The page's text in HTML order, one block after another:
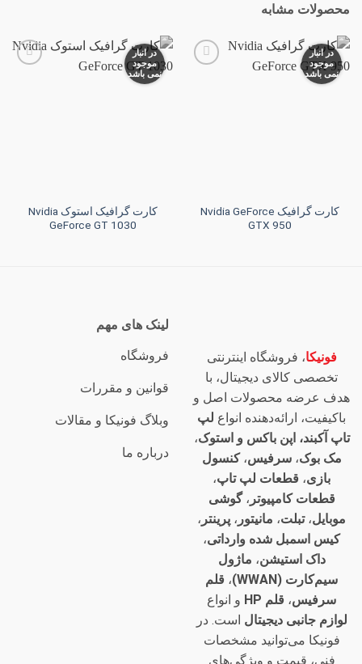
محصولات مشابه
در انبار
موجود
نمی باشد
کارت گرافیک Nvidia GeForce
GTX 950
در انبار
موجود
نمی باشد
کارت گرافیک استوک Nvidia
GeForce GT 1030
فونیکا، فروشگاه اینترنتی
تخصصی کالای دیجیتال، با
هدف عرضه محصولات اصل و
باکیفیت، ارائه‌دهنده انواع لپ
تاپ آکبند، اپن باکس و استوک،
مک بوک،سرفیس،کنسول
بازی، قطعات لپ تاپ،
قطعات کامپیوتر ،گوشی
موبایل،تبلت، مانیتور ، پرینتر ،
کیس اسمبل شده وارداتی،
داک استیشن، ماژول
سیم‌کارت (WWAN)
، قلم
سرفیس، قلم HP
و انواع
لوازم جانبی دیجیتال است. در
فونیکا می‌توانید مشخصات
فنی، قیمت و ویژگی‌های
لینک های مهم
فروشگاه
قوانین و مقررات
وبلاگ فونیکا و مقالات
درباره ما